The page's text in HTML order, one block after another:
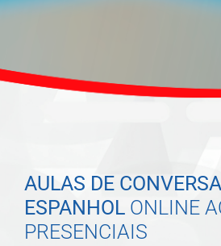
AULAS DE
ESPANHOL ONLINE
PRESENCIAIS